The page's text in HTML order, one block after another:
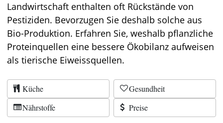
Landwirtschaft enthalten oft Rückstände von
Pestiziden. Bevorzugen Sie deshalb solche aus
Bio-Produktion. Erfahren Sie, weshalb pflanzliche
Proteinquellen eine bessere Ökobilanz aufweisen
als tierische Eiweissquellen.
Küche
Gesundheit
Nährstoffe
Preise